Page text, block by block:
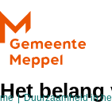
Ga naar de inhoud
Duurzaamheid in
Het belang